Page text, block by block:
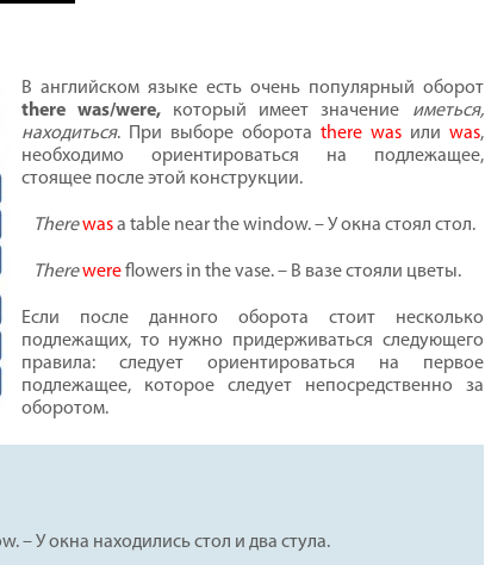
В английском языке есть очень популярный оборот
there was/were, который имеет значение иметься,
находиться. При выборе оборота there was или was,
необходимо ориентироваться на подлежащее,
стоящее после этой конструкции.
Therewasa table near the window. – У окна стоял стол.
Therewereflowers in the vase. – В вазе стояли цветы.
Если после данного оборота стоит несколько
подлежащих, то нужно придерживаться следующего
правила: следует ориентироваться на первое
подлежащее, которое следует непосредственно за
оборотом.
– У окна находились стол и два стула.